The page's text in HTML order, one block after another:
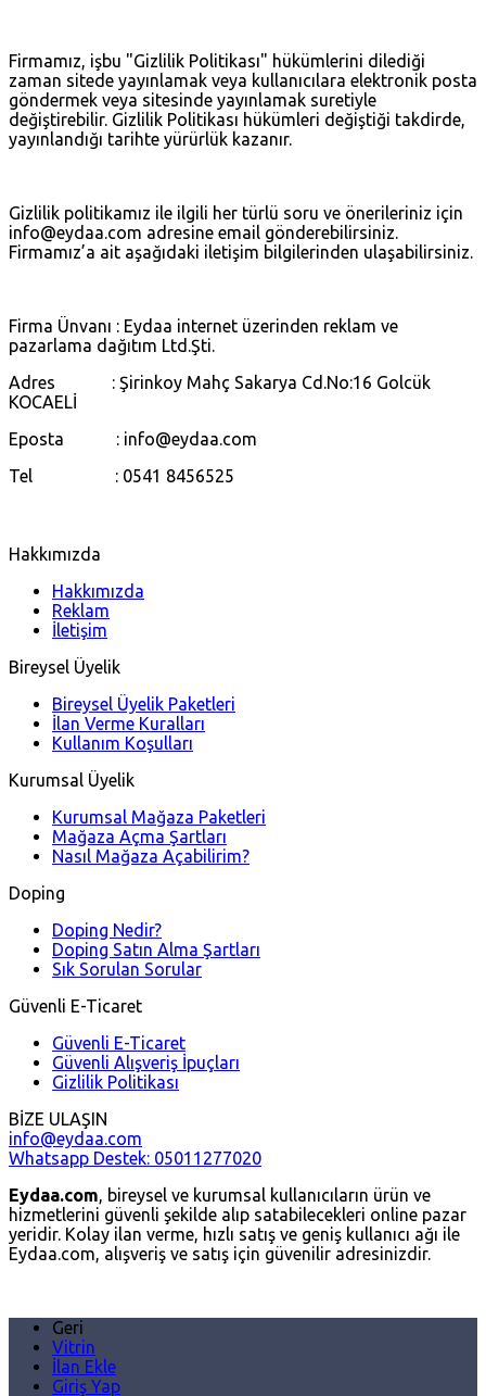
Firmamız, işbu "Gizlilik Politikası" hükümlerini dilediği
zaman sitede yayınlamak veya kullanıcılara elektronik posta
göndermek veya sitesinde yayınlamak suretiyle
değiştirebilir. Gizlilik Politikası hükümleri değiştiği takdirde,
yayınlandığı tarihte yürürlük kazanır.
Gizlilik politikamız ile ilgili her türlü soru ve önerileriniz için
info@eydaa.com adresine email gönderebilirsiniz.
Firmamız’a ait aşağıdaki iletişim bilgilerinden ulaşabilirsiniz.
Firma Ünvanı : Eydaa internet üzerinden reklam ve
pazarlama dağıtım Ltd.Şti.
Adres : Şirinkoy Mahç Sakarya Cd.No:16 Golcük
KOCAELİ
Eposta : info@eydaa.com
Tel : 0541 8456525
Hakkımızda
Hakkımızda
Reklam
İletişim
Bireysel Üyelik
Bireysel Üyelik Paketleri
İlan Verme Kuralları
Kullanım Koşulları
Kurumsal Üyelik
Kurumsal Mağaza Paketleri
Mağaza Açma Şartları
Nasıl Mağaza Açabilirim?
Doping
Doping Nedir?
Doping Satın Alma Şartları
Sık Sorulan Sorular
Güvenli E-Ticaret
Güvenli E-Ticaret
Güvenli Alışveriş İpuçları
Gizlilik Politikası
BİZE ULAŞIN
info@eydaa.com
Whatsapp Destek: 05011277020
Eydaa.com, bireysel ve kurumsal kullanıcıların ürün ve
hizmetlerini güvenli şekilde alıp satabilecekleri online pazar
yeridir. Kolay ilan verme, hızlı satış ve geniş kullanıcı ağı ile
Eydaa.com, alışveriş ve satış için güvenilir adresinizdir.
Geri
Vitrin
İlan Ekle
Giriş Yap